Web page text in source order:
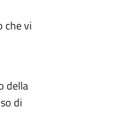
che vi
della
di